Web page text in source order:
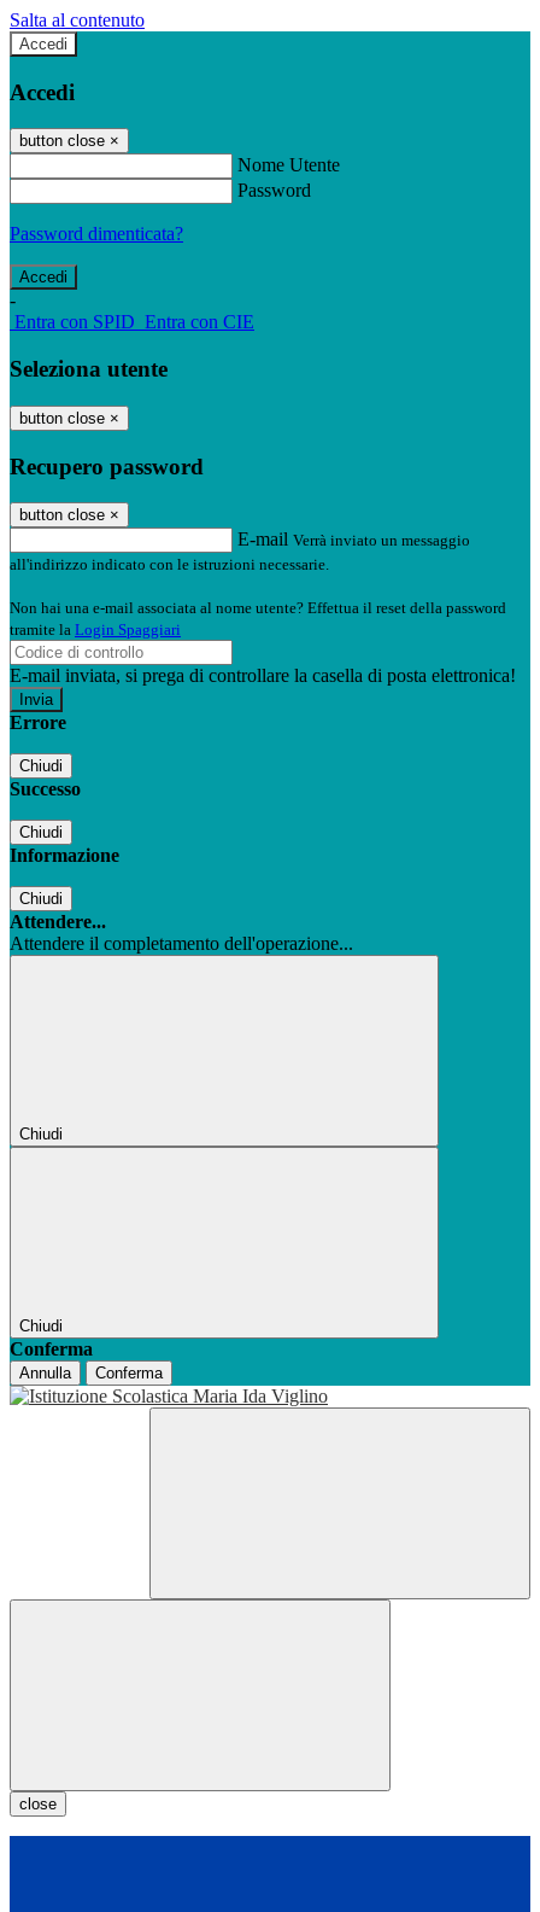
Salta al contenuto
Accedi
Accedi
button close ×
Nome Utente
Password
Password dimenticata?
-
Entra con SPID Entra con CIE
Seleziona utente
button close ×
Recupero password
button close ×
E-mail Verrà inviato un messaggio
all'indirizzo indicato con le istruzioni necessarie.
Non hai una e-mail associata al nome utente? Effettua il reset della password
tramite la Login Spaggiari
E-mail inviata, si prega di controllare la casella di posta elettronica!
Errore
Chiudi
Successo
Chiudi
Informazione
Chiudi
Attendere...
Attendere il completamento dell'operazione...
Chiudi
Chiudi
Conferma
Annulla Conferma
close